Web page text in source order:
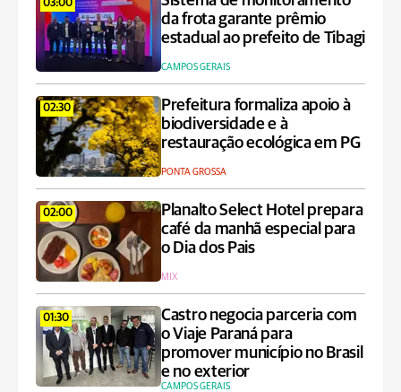
03:00
da frota garante prêmio
estadual ao prefeito de Tibagi
CAMPOS GERAIS
02:30
Prefeitura formaliza apoio à
biodiversidade e à
restauração ecológica em PG
PONTA GROSSA
02:00
Planalto Select Hotel prepara
café da manhã especial para
o Dia dos Pais
MIX
01:30
Castro negocia parceria com
o Viaje Paraná para
promover município no Brasil
e no exterior
CAMPOS GERAIS